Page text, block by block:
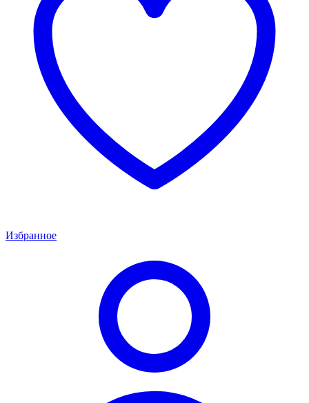
Избранное